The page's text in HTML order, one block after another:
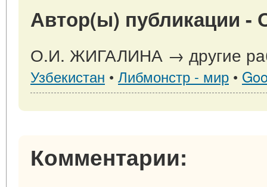
Автор(ы) публикации
О.И. ЖИГАЛИНА → другие
Узбекистан • Либмонстр - мир •
Комментарии: